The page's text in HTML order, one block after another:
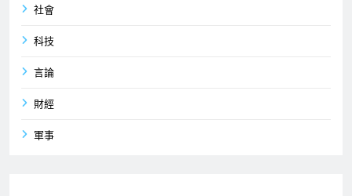
社會
科技
言論
財經
軍事